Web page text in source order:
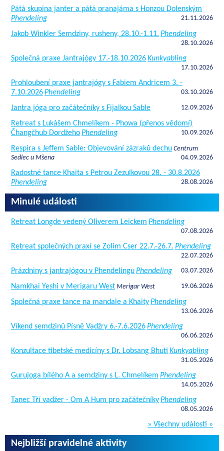
Pátá skupina janter a pátá pranajáma s Honzou Dolenským
Phendeling
21.11.2026
Jakob Winkler Semdziny, rusheny, 28.10.-1.11. Phendeling
28.10.2026
Společná praxe Jantrajógy 17.-18.10.2026Kunkyabling
17.10.2026
Prohloubení praxe jantrajógy s Fabiem Andricem 3. -
7.10.2026Phendeling 03.10.2026
Jantra jóga pro začátečníky s Fijalkou Sable 12.09.2026
Retreat s Lukášem Chmelíkem - Phowa (přenos vědomí)
Čhangčhub DordžehoPhendeling 10.09.2026
Respira s Jeffem Sable: Objevování zázraků dechu Centrum
Sedlec u Mšena
04.09.2026
Radostné tance Khaita s Petrou Zezulkovou 28. - 30.8.2026
Phendeling
28.08.2026
Minulé události
Retreat Longde vedený Oliverem Leickem Phendeling
07.08.2026
Retreat společných praxí se Zolim Cser 22.7.-26.7. Phendeling
22.07.2026
Prázdniny s jantrajógou v PhendelinguPhendeling 03.07.2026
Namkhai Yeshi v Merigaru West Merigar West 19.06.2026
Společná praxe tance na mandale a KhaityPhendeling
13.06.2026
Víkend semdzinů Písně Vadžry 6.-7.6.2026Phendeling
06.06.2026
Konzultace tibetské medicíny s Dr. Lobsang Bhuti Kunkyabling
31.05.2026
Gurujoga bílého A a semdziny s L. Chmelíkem Phendeling
14.05.2026
Tanec Tří vadžer - Om A Hum pro začátečníkyPhendeling
08.05.2026
» Všechny události »
Nejbližší pravidelné aktivity